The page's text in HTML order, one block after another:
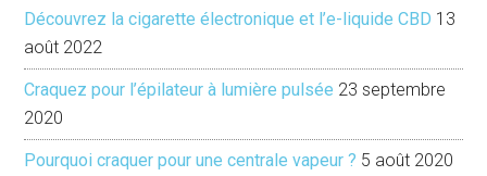
Découvrez la cigarette électronique et l’e-liquide CBD 13
août 2022
Craquez pour l’épilateur à lumière pulsée 23 septembre
2020
Pourquoi craquer pour une centrale vapeur ? 5 août 2020